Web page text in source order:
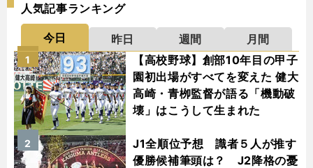
人気記事ランキング
今日 昨日 週間
月間
【高校野球】創部10年目の甲子
園初出場がすべてを変えた 健大
高崎・青栁監督が語る「機動破
壊」はこうして生まれた
1
J1全順位予想 識者５人が推す
優勝候補筆頭は？ J2降格の憂
2